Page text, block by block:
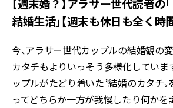
【週末婚？】アラサー世代読者の
結婚生活」【週末も休日も全く時
今、アラサー世代カップルの結婚観の
カタチもよりいっそう多様化していま
ップルがたどり着いた〝結婚のカタチ〟
ってどちらか一方が我慢したり何かを